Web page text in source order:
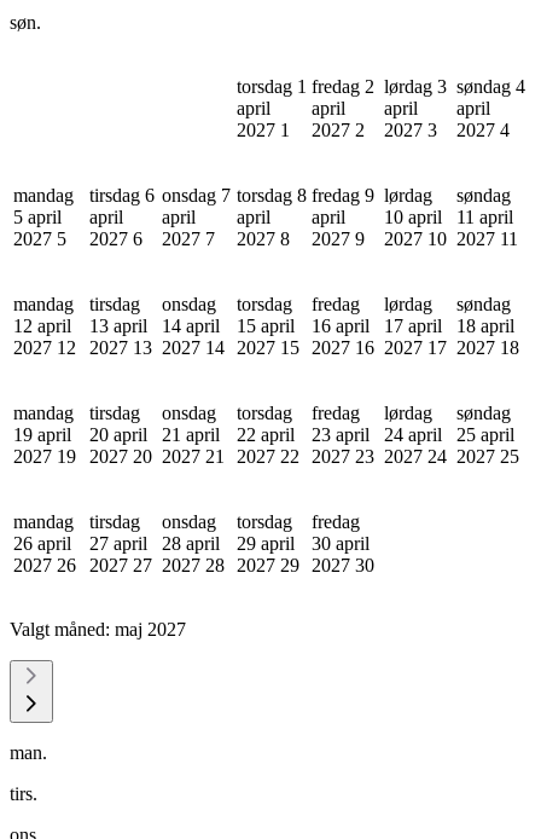
søn.
torsdag 1
april
2027 1
fredag 2
april
2027 2
lørdag 3
april
2027 3
søndag 4
april
2027 4
mandag
5 april
2027 5
tirsdag 6
april
2027 6
onsdag 7
april
2027 7
torsdag 8
april
2027 8
fredag 9
april
2027 9
lørdag
10 april
2027 10
søndag
11 april
2027 11
mandag
12 april
2027 12
tirsdag
13 april
2027 13
onsdag
14 april
2027 14
torsdag
15 april
2027 15
fredag
16 april
2027 16
lørdag
17 april
2027 17
søndag
18 april
2027 18
mandag
19 april
2027 19
tirsdag
20 april
2027 20
onsdag
21 april
2027 21
torsdag
22 april
2027 22
fredag
23 april
2027 23
lørdag
24 april
2027 24
søndag
25 april
2027 25
mandag
26 april
2027 26
tirsdag
27 april
2027 27
onsdag
28 april
2027 28
torsdag
29 april
2027 29
fredag
30 april
2027 30
Valgt måned: maj 2027
man.
tirs.
ons.